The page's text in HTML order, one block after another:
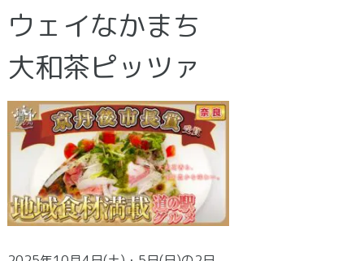
ウェイなかまち
大和茶ピッツァ